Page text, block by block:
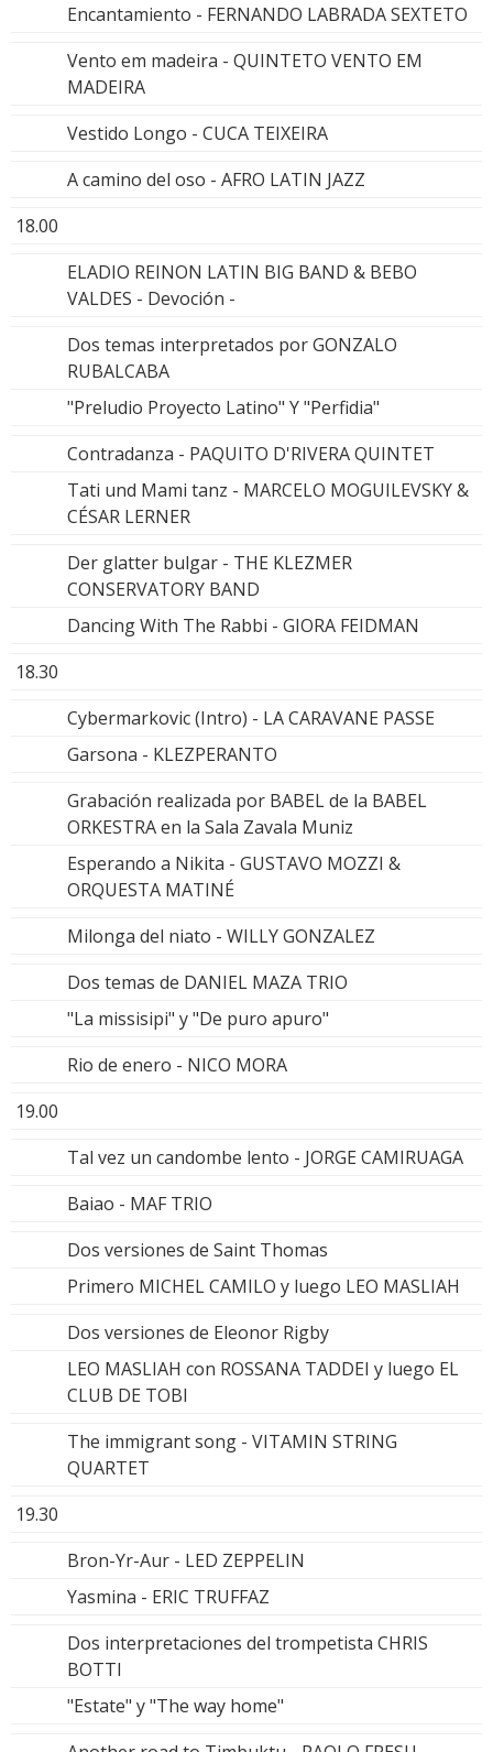
Encantamiento - FERNANDO LABRADA SEXTETO
Vento em madeira - QUINTETO VENTO EM
MADEIRA
Vestido Longo - CUCA TEIXEIRA
A camino del oso - AFRO LATIN JAZZ
18.00
ELADIO REINON LATIN BIG BAND & BEBO
VALDES - Devoción -
Dos temas interpretados por GONZALO
RUBALCABA
"Preludio Proyecto Latino" Y "Perfidia"
Contradanza - PAQUITO D'RIVERA QUINTET
Tati und Mami tanz - MARCELO MOGUILEVSKY &
CÉSAR LERNER
Der glatter bulgar - THE KLEZMER
CONSERVATORY BAND
Dancing With The Rabbi - GIORA FEIDMAN
18.30
Cybermarkovic (Intro) - LA CARAVANE PASSE
Garsona - KLEZPERANTO
Grabación realizada por BABEL de la BABEL
ORKESTRA en la Sala Zavala Muniz
Esperando a Nikita - GUSTAVO MOZZI &
ORQUESTA MATINÉ
Milonga del niato - WILLY GONZALEZ
Dos temas de DANIEL MAZA TRIO
"La missisipi" y "De puro apuro"
Rio de enero - NICO MORA
19.00
Tal vez un candombe lento - JORGE CAMIRUAGA
Baiao - MAF TRIO
Dos versiones de Saint Thomas
Primero MICHEL CAMILO y luego LEO MASLIAH
Dos versiones de Eleonor Rigby
LEO MASLIAH con ROSSANA TADDEI y luego EL
CLUB DE TOBI
The immigrant song - VITAMIN STRING
QUARTET
19.30
Bron-Yr-Aur - LED ZEPPELIN
Yasmina - ERIC TRUFFAZ
Dos interpretaciones del trompetista CHRIS
BOTTI
"Estate" y "The way home"